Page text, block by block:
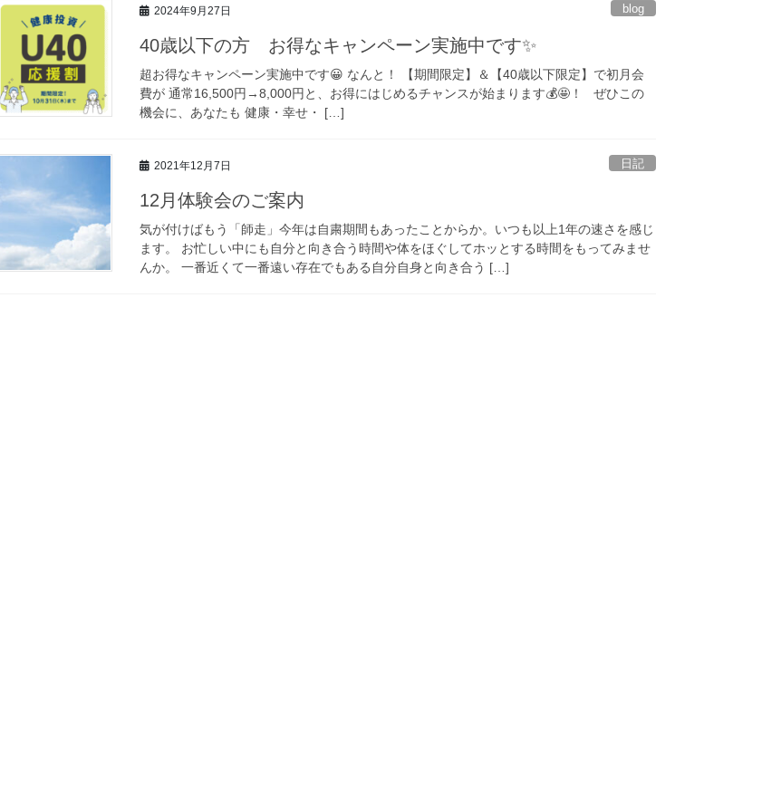
2024年9月27日 blog
40歳以下の方 お得なキャンペーン実施中です✨
超お得なキャンペーン実施中です😀 なんと！ 【期間限定】＆【40歳以下限定】で初月会
費が 通常16,500円→8,000円と、お得にはじめるチャンスが始まります💰🤩！ ぜひこの
機会に、あなたも 健康・幸せ・ […]
2021年12月7日 日記
12月体験会のご案内
気が付けばもう「師走」今年は自粛期間もあったことからか。いつも以上1年の速さを感じ
ます。 お忙しい中にも自分と向き合う時間や体をほぐしてホッとする時間をもってみませ
んか。 一番近くて一番遠い存在でもある自分自身と向き合う […]